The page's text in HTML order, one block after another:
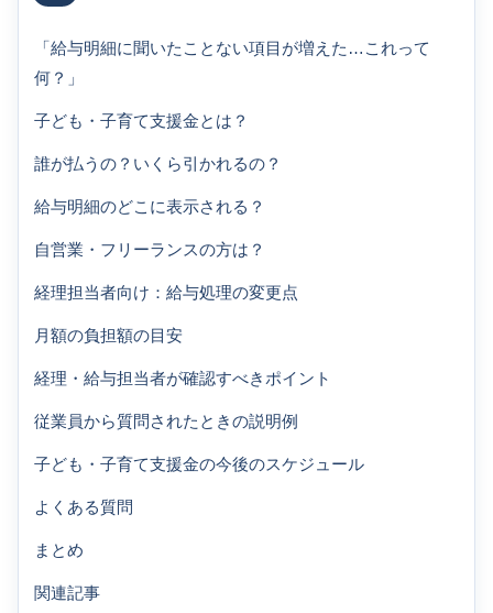
「給与明細に聞いたことない項目が増えた…これって
何？」
子ども・子育て支援金とは？
誰が払うの？いくら引かれるの？
給与明細のどこに表示される？
自営業・フリーランスの方は？
経理担当者向け：給与処理の変更点
月額の負担額の目安
経理・給与担当者が確認すべきポイント
従業員から質問されたときの説明例
子ども・子育て支援金の今後のスケジュール
よくある質問
まとめ
関連記事